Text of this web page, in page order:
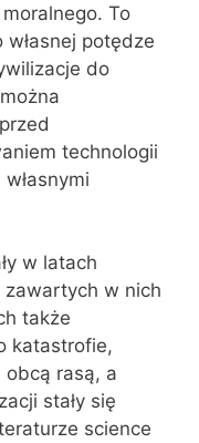
To
własnej potędze
do
technologii
w latach
w nich
także
katastrofie,
obcą rasą, a
stały się
science